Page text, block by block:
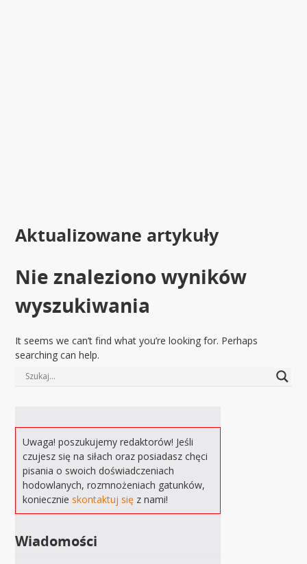
Aktualizowane artykuły
Nie znaleziono wyników
wyszukiwania
It seems we can’t find what you’re looking for. Perhaps
searching can help.
Uwaga! poszukujemy redaktorów! Jeśli
czujesz się na siłach oraz posiadasz chęci
pisania o swoich doświadczeniach
hodowlanych, rozmnożeniach gatunków,
koniecznieskontaktuj się z nami!
Wiadomości